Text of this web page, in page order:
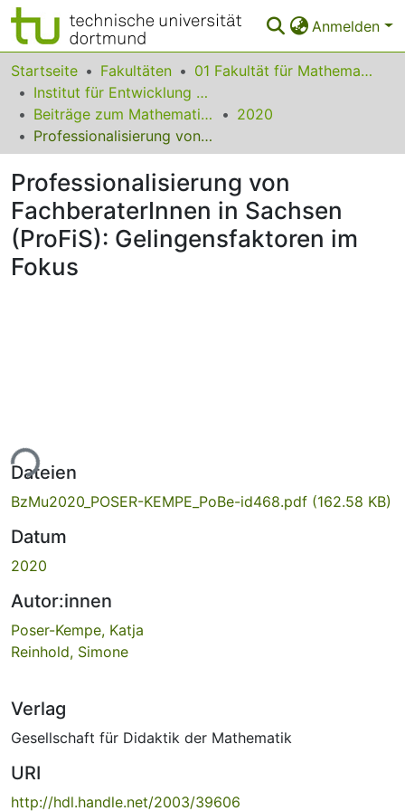
Anmelden
Bereiche & Sammlungen
Das gesamte Repositorium
Statistiken
FAQ
Leitlinien
Zurück zur Startseite
Startseite Fakultäten
01 Fakultät für Mathematik
Institut für Entwicklung und Erforschung des Mathematikunterrichts
Beiträge zum Mathematikunterricht
2020
Professionalisierung von FachberaterInnen in Sachsen (ProFiS): Gelingensfaktoren im Fokus
Professionalisierung von
FachberaterInnen in Sachsen
(ProFiS): Gelingensfaktoren im
Fokus
Dateien
BzMu2020_POSER-KEMPE_PoBe-id468.pdf (162.58 KB)
Datum
2020
Autor:innen
Poser-Kempe, Katja
Reinhold, Simone
Verlag
Gesellschaft für Didaktik der Mathematik
URI
http://hdl.handle.net/2003/39606